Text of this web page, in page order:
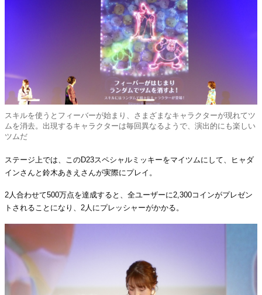
スキルを使うとフィーバーが始まり、さまざまなキャラクターが現れてツ
ムを消去。出現するキャラクターは毎回異なるようで、演出的にも楽しい
ツムだ
ステージ上では、このD23スペシャルミッキーをマイツムにして、ヒャダ
インさんと鈴木あきえさんが実際にプレイ。
2人合わせて500万点を達成すると、全ユーザーに2,300コインがプレゼン
トされることになり、2人にプレッシャーがかかる。